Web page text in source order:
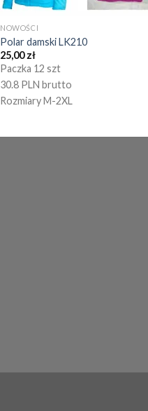
NOWOŚCI
Polar damski LK210
25,00zł
Paczka 12 szt
30.8 PLN brutto
Rozmiary M-2XL